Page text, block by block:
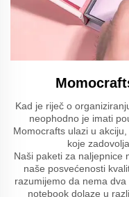
Kad je riječ o
neophodno je imati
Momocrafts ulazi u
koje
Naši paketi za naljepnice
naše posvećenosti
razumijemo da nema
notebook dolaze u